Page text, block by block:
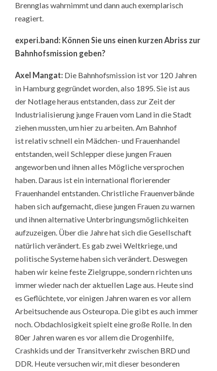
Brennglas wahrnimmt und dann auch exemplarisch
reagiert.
experi.band: Können Sie uns einen kurzen Abriss zur
Bahnhofsmission geben?
Axel Mangat: Die Bahnhofsmission ist vor 120 Jahren
in Hamburg gegründet worden, also 1895. Sie ist aus
der Notlage heraus entstanden, dass zur Zeit der
Industrialisierung junge Frauen vom Land in die Stadt
ziehen mussten, um hier zu arbeiten. Am Bahnhof
ist relativ schnell ein Mädchen- und Frauenhandel
entstanden, weil Schlepper diese jungen Frauen
angeworben und ihnen alles Mögliche versprochen
haben. Daraus ist ein international florierender
Frauenhandel entstanden. Christliche Frauenverbände
haben sich aufgemacht, diese jungen Frauen zu warnen
und ihnen alternative Unterbringungsmöglichkeiten
aufzuzeigen. Über die Jahre hat sich die Gesellschaft
natürlich verändert. Es gab zwei Weltkriege, und
politische Systeme haben sich verändert. Deswegen
haben wir keine feste Zielgruppe, sondern richten uns
immer wieder nach der aktuellen Lage aus. Heute sind
es Geflüchtete, vor einigen Jahren waren es vor allem
Arbeitsuchende aus Osteuropa. Die gibt es auch immer
noch. Obdachlosigkeit spielt eine große Rolle. In den
80er Jahren waren es vor allem die Drogenhilfe,
Crashkids und der Transitverkehr zwischen BRD und
DDR. Heute versuchen wir, mit dieser besonderen